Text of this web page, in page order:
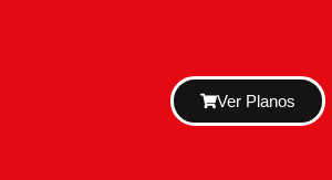
Ver Planos